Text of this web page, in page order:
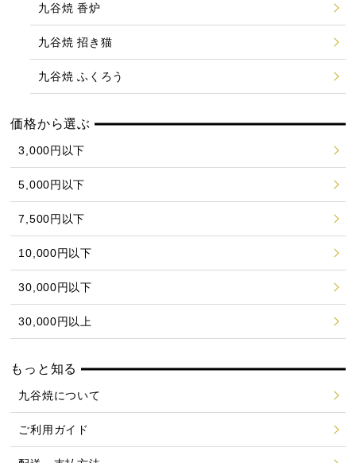
九谷焼 香炉
九谷焼 招き猫
九谷焼 ふくろう
価格から選ぶ
3,000円以下
5,000円以下
7,500円以下
10,000円以下
30,000円以下
30,000円以上
もっと知る
九谷焼について
ご利用ガイド